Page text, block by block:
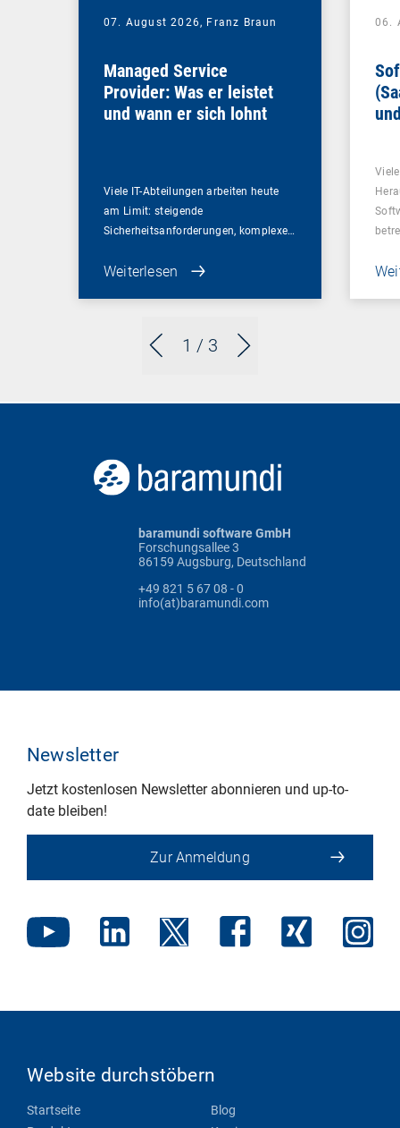
1 / 3
07. August 2026, Franz Braun
Managed Service
Provider: Was er leistet
und wann er sich lohnt
Viele IT-Abteilungen arbeiten heute
am Limit: steigende
Sicherheitsanforderungen, komplexe…
Weiterlesen
06.
baramundi software GmbH
Forschungsallee 3
86159 Augsburg, Deutschland
+49 821 5 67 08 - 0
info(at)baramundi.com
Newsletter
Jetzt kostenlosen Newsletter abonnieren und up-to-
date bleiben!
Zur Anmeldung
Website durchstöbern
Startseite
Blog